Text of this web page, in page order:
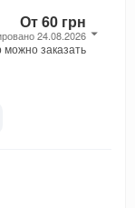
От 60 грн
24.08.2026
можно заказать